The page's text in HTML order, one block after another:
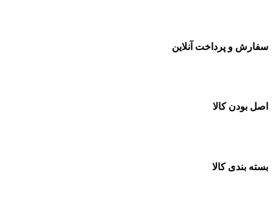
سفارش و پرداخت آنلاین
اصل بودن کالا
بسته بندی کالا